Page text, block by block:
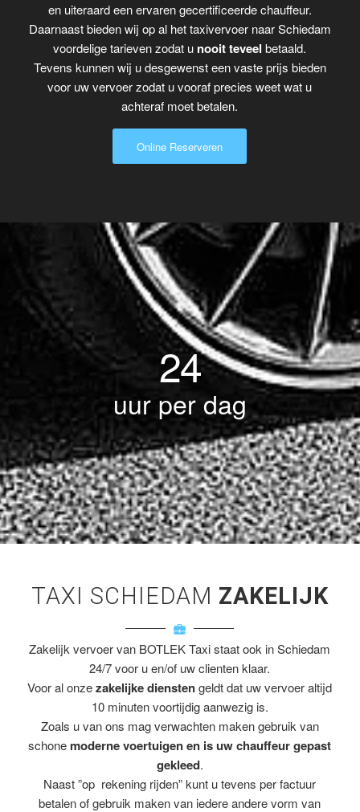
en uiteraard een ervaren gecertificeerde chauffeur.
Daarnaast bieden wij op al het taxivervoer naar Schiedam
voordelige tarieven zodat u nooit teveel betaald.
Tevens kunnen wij u desgewenst een vaste prijs bieden
voor uw vervoer zodat u vooraf precies weet wat u
achteraf moet betalen.
Online Reserveren
24
uur per dag
TAXI SCHIEDAM ZAKELIJK
Zakelijk vervoer van BOTLEK Taxi staat ook in Schiedam
24/7 voor u en/of uw clienten klaar.
Voor al onzezakelijke dienstengeldt dat uw vervoer altijd
10 minuten voortijdig aanwezig is.
Zoals u van ons mag verwachten maken gebruik van
schone moderne voertuigen en is uw chauffeur gepast
gekleed.
Naast ”op rekening rijden” kunt u tevens per factuur
betalen of gebruik maken van iedere andere vorm van